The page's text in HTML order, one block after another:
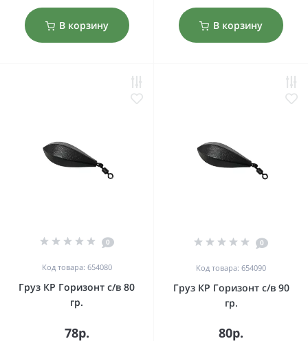
В корзину В корзину
0
Код товара: 654080
Груз КР Горизонт с/в 80
гр.
78р.
0
Код товара: 654090
Груз КР Горизонт с/в 90
гр.
80р.